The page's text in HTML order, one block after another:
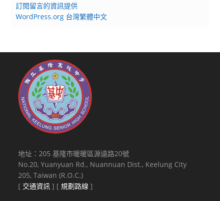
訂閱留言的資訊提供
WordPress.org 台灣繁體中文
地址：205 基隆市暖暖區源遠路20號
No.20, Yuanyuan Rd., Nuannuan Dist., Keelung City
205, Taiwan (R.O.C.)
[ 交通資訊 ] [規劃路線 ]